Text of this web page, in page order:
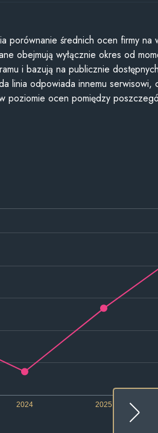
porównanie średnich ocen firmy na
obejmują wyłącznie okres od
i bazują na publicznie
linia odpowiada innemu serwisowi,
poziomie ocen pomiędzy
2024 2025